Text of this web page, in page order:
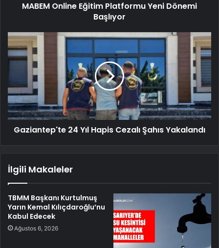
MABEM Online Eğitim Platformu Yeni Dönemi
Başlıyor
Gaziantep'te 24 Yıl Hapis Cezalı Şahıs Yakalandı
İlgili Makaleler
TBMM Başkanı Kurtulmuş
Yarın Kemal Kılıçdaroğlu’nu
Kabul Edecek
Ağustos 6, 2026